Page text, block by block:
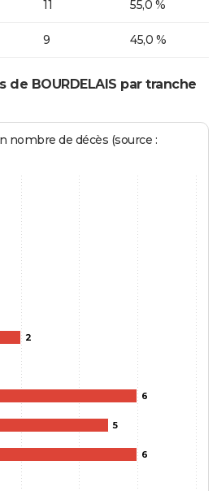
11 55,0 %
9 45,0 %
de BOURDELAIS par tranche
nombre de décès (source :
2
6
5
6